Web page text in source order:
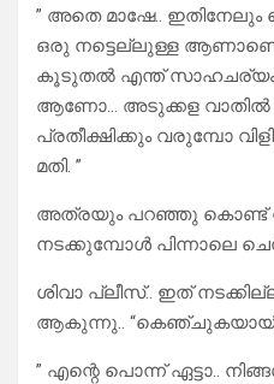
” അതെ മാഷേ.. ഇതിനേലും
ഒരു നട്ടെല്ലുള്ള
കൂടുതൽ എന്ത് സാഹചര്യം
ആണോ… അടുക്കള വാതിൽ
പ്രതീക്ഷിക്കും വരുമ്പോ
മതി. ”
അത്രയും പറഞ്ഞു കൊണ്ട്
നടക്കുമ്പോൾ പിന്നാലെ
ശിവാ പ്ലീസ്.. ഇത്
ആകുന്നു..
” എന്റെ പൊന്ന് ഏട്ടാ..